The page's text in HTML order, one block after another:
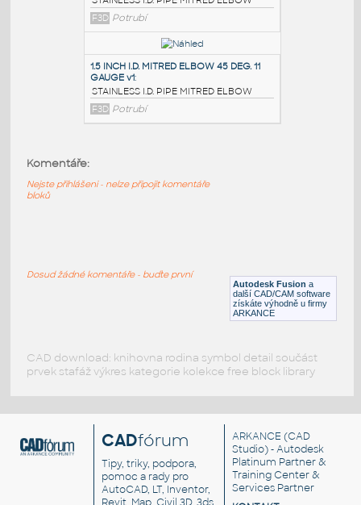
2.5 INCH I.D. MITRED ELBOW 45 DEG. 11
STAINLESS I.D. PIPE MITRED ELBOW
F3D Potrubí
F3D Potrubí
STAINLESS I.D. PIPE MITRED ELBOW
Autodesk Fusion a
další CAD/CAM software
získáte výhodně u firmy
ARKANCE
Komentáře:
Nejste přihlášeni - nelze připojit komentáře
bloků
Dosud žádné komentáře - buďte první
CAD download: knihovna rodina symbol detail součást
prvek stafáž výkres kategorie kolekce free block library
CADfórum
Tipy, triky, podpora,
pomoc a rady pro
AutoCAD, LT, Inventor,
ARKANCE (CAD
Studio) - Autodesk
Platinum Partner &
Training Center &
Services Partner